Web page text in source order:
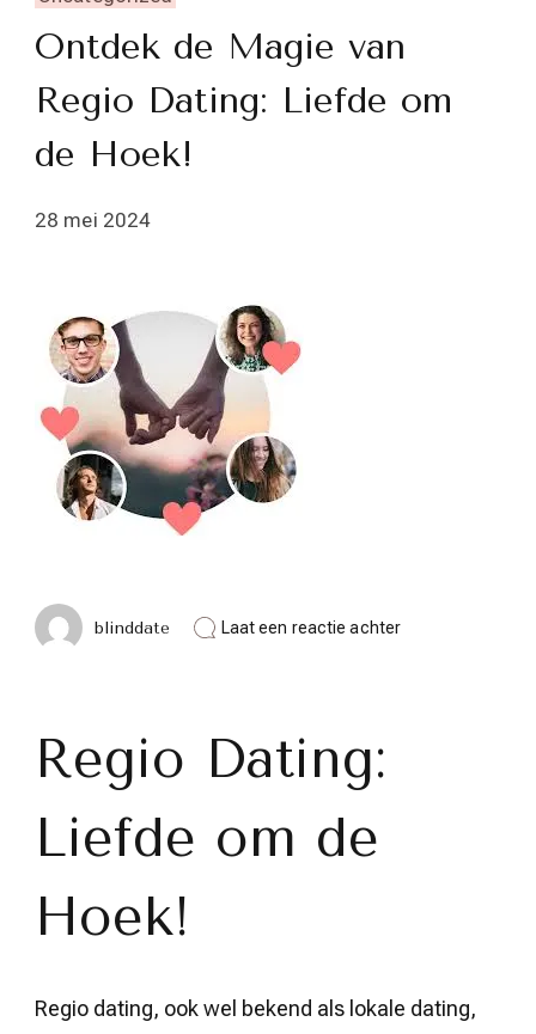
Ontdek de Magie van
Regio Dating: Liefde om
de Hoek!
28 mei 2024
blinddate Laat een reactie achterop
Regio Dating:
Liefde om de
Hoek!
Regio dating, ook wel bekend als lokale dating,